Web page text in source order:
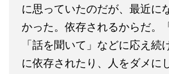
に思っていたのだが、最近に
かった。依存されるからだ。
「話を聞いて」などに応え続
に依存されたり、人をダメに